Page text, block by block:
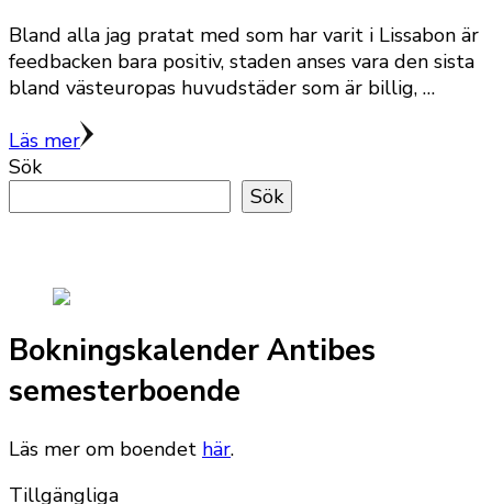
Bland alla jag pratat med som har varit i Lissabon är
feedbacken bara positiv, staden anses vara den sista
bland västeuropas huvudstäder som är billig, …
Läs mer
Sök
Sök
Bokningskalender Antibes
semesterboende
Läs mer om boendet här.
Tillgängliga